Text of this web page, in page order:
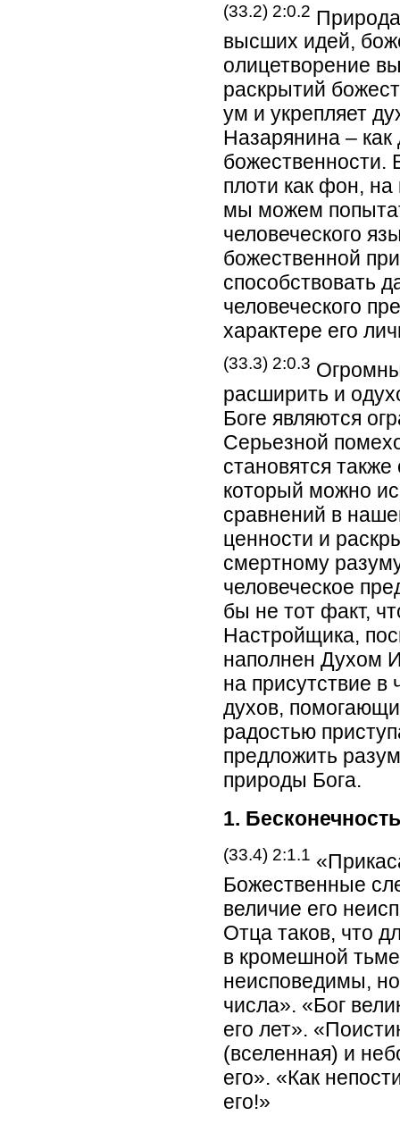
(33.2) 2:0.2
высших идей,
олицетворение
раскрытий
ум и укрепляет
Назарянина – как
божественности.
плоти как фон, на
мы можем
человеческого
божественной
способствовать
человеческого
характере его
(33.3) 2:0.3
расширить и
Боге являются
Серьезной
становятся
который можно
сравнений в
ценности и
смертному
человеческое
бы не тот факт,
Настройщика,
наполнен Духом
на присутствие в
духов,
радостью
предложить
природы Бога.
1.
(33.4) 2:1.1
Божественные
величие его
Отца таков, что
в кромешной
неисповедимы,
числа». «Бог
его лет».
(вселенная) и
его». «Как
его!»